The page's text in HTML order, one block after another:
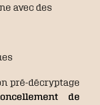
avec des
pré-décryptage
de